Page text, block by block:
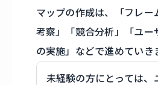
マップの作成は、「フレー
考察」「競合分析」「ユー
の実施」などで進めていき
未経験の方にとっては、